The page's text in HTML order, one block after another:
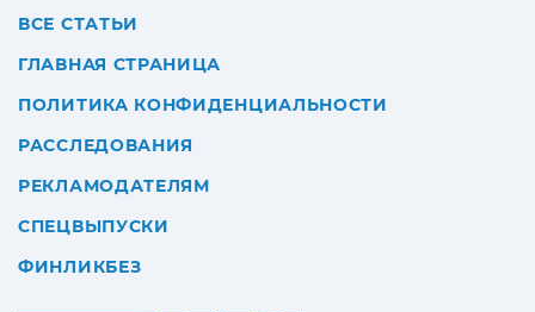
ВСЕ СТАТЬИ
ГЛАВНАЯ СТРАНИЦА
ПОЛИТИКА КОНФИДЕНЦИАЛЬНОСТИ
РАССЛЕДОВАНИЯ
РЕКЛАМОДАТЕЛЯМ
СПЕЦВЫПУСКИ
ФИНЛИКБЕЗ